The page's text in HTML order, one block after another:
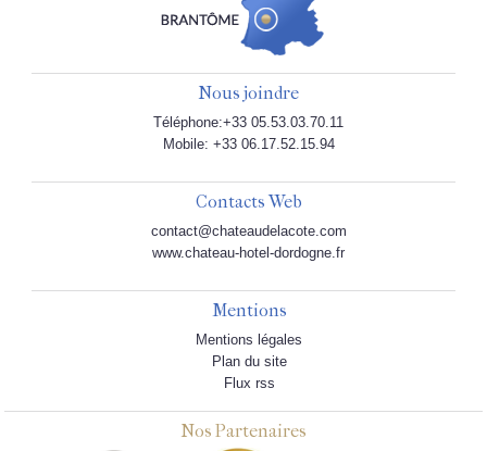
Nous joindre
Téléphone:+33 05.53.03.70.11
Mobile: +33 06.17.52.15.94
Contacts Web
contact@chateaudelacote.com
www.chateau-hotel-dordogne.fr
Mentions
Mentions légales
Plan du site
Flux rss
Nos Partenaires